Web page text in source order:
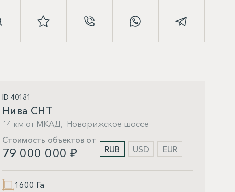
ID 40181
Нива СНТ
14 км от МКАД, Новорижское шоссе
Стоимость объектов от
79 000 000 ₽ RUB USD EUR
1600 Га